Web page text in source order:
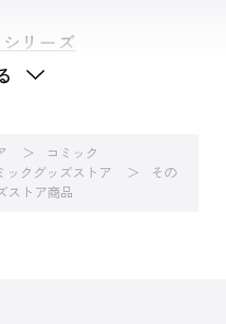
シリーズ
コミック
ックグッズストア
その
ストア商品